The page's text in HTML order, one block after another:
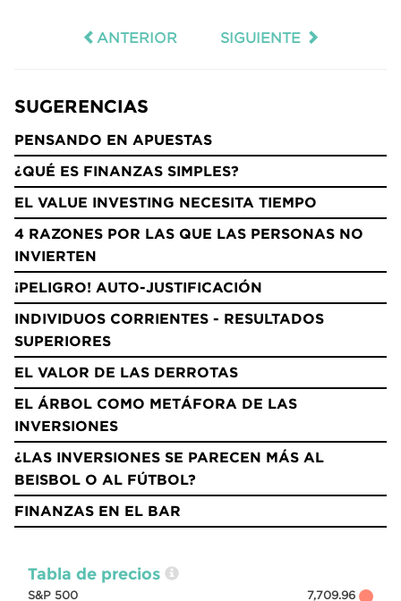
ANTERIOR SIGUIENTE
SUGERENCIAS
PENSANDO EN APUESTAS
¿QUÉ ES FINANZAS SIMPLES?
EL VALUE INVESTING NECESITA TIEMPO
4 RAZONES POR LAS QUE LAS PERSONAS NO
INVIERTEN
¡PELIGRO! AUTO-JUSTIFICACIÓN
INDIVIDUOS CORRIENTES - RESULTADOS
SUPERIORES
EL VALOR DE LAS DERROTAS
EL ÁRBOL COMO METÁFORA DE LAS
INVERSIONES
¿LAS INVERSIONES SE PARECEN MÁS AL
BEISBOL O AL FÚTBOL?
FINANZAS EN EL BAR
Tabla de precios
S&P 500 7,709.96